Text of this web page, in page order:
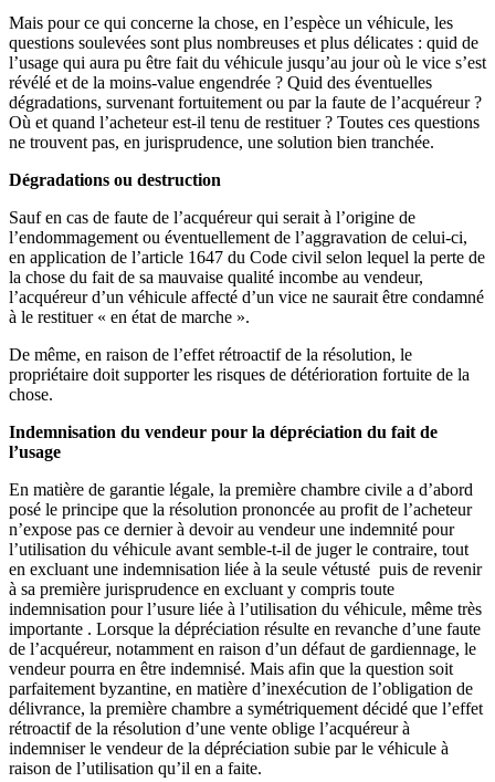
Mais pour ce qui concerne la chose, en l’espèce un véhicule, les
questions soulevées sont plus nombreuses et plus délicates : quid de
l’usage qui aura pu être fait du véhicule jusqu’au jour où le vice s’est
révélé et de la moins-value engendrée ? Quid des éventuelles
dégradations, survenant fortuitement ou par la faute de l’acquéreur ?
Où et quand l’acheteur est-il tenu de restituer ? Toutes ces questions
ne trouvent pas, en jurisprudence, une solution bien tranchée.
Dégradations ou destruction
Sauf en cas de faute de l’acquéreur qui serait à l’origine de
l’endommagement ou éventuellement de l’aggravation de celui-ci,
en application de l’article 1647 du Code civil selon lequel la perte de
la chose du fait de sa mauvaise qualité incombe au vendeur,
l’acquéreur d’un véhicule affecté d’un vice ne saurait être condamné
à le restituer « en état de marche ».
De même, en raison de l’effet rétroactif de la résolution, le
propriétaire doit supporter les risques de détérioration fortuite de la
chose.
Indemnisation du vendeur pour la dépréciation du fait de
l’usage
En matière de garantie légale, la première chambre civile a d’abord
posé le principe que la résolution prononcée au profit de l’acheteur
n’expose pas ce dernier à devoir au vendeur une indemnité pour
l’utilisation du véhicule avant semble-t-il de juger le contraire, tout
en excluant une indemnisation liée à la seule vétusté puis de revenir
à sa première jurisprudence en excluant y compris toute
indemnisation pour l’usure liée à l’utilisation du véhicule, même très
importante . Lorsque la dépréciation résulte en revanche d’une faute
de l’acquéreur, notamment en raison d’un défaut de gardiennage, le
vendeur pourra en être indemnisé. Mais afin que la question soit
parfaitement byzantine, en matière d’inexécution de l’obligation de
délivrance, la première chambre a symétriquement décidé que l’effet
rétroactif de la résolution d’une vente oblige l’acquéreur à
indemniser le vendeur de la dépréciation subie par le véhicule à
raison de l’utilisation qu’il en a faite.